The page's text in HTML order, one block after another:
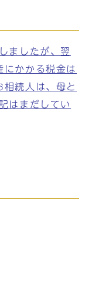
ましたが、翌
にかかる税金は
相続人は、母と
はまだしてい